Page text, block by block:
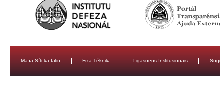
Mapa Síti ka fatin Fixa Téknika Ligasoens Institusionais